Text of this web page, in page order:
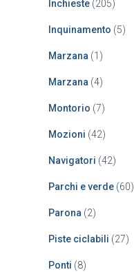
Inchieste (205)
Inquinamento (5)
Marzana (1)
Marzana (4)
Montorio (7)
Mozioni (42)
Navigatori (42)
Parchi e verde (60)
Parona (2)
Piste ciclabili (27)
Ponti (8)